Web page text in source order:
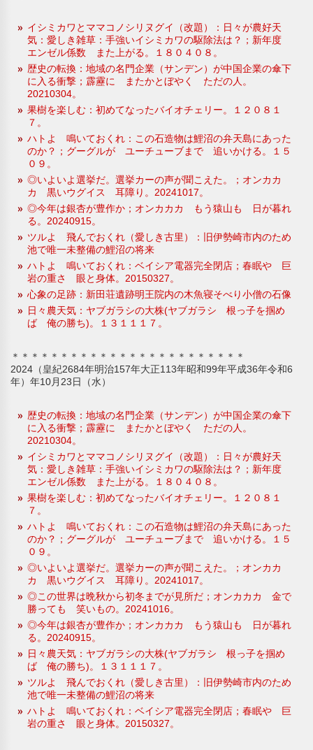
イシミカワとママコノシリヌグイ（改題）：日々が農好天
気：愛しき雑草：手強いイシミカワの駆除法は？；新年度
エンゼル係数 また上がる。１８０４０８。
歴史の転換：地域の名門企業（サンデン）が中国企業の傘下
に入る衝撃；霹靂に またかとぼやく ただの人。
20210304。
果樹を楽しむ：初めてなったバイオチェリー。１２０８１
７。
ハトよ 鳴いておくれ：この石造物は鯉沼の弁天島にあった
のか？；グーグルが ユーチューブまで 追いかける。１５
０９。
◎いよいよ選挙だ。選挙カーの声が聞こえた。；オンカカ
カ 黒いウグイス 耳障り。20241017。
◎今年は銀杏が豊作か；オンカカカ もう猿山も 日が暮れ
る。20240915。
ツルよ 飛んでおくれ（愛しき古里）：旧伊勢崎市内のため
池で唯一未整備の鯉沼の将来
ハトよ 鳴いておくれ：ベイシア電器完全閉店；春眠や 巨
岩の重さ 眼と身体。20150327。
心象の足跡：新田荘遺跡明王院内の木魚寝そべり小僧の石像
日々農天気：ヤブガラシの大株(ヤブガラシ 根っ子を掴め
ば 俺の勝ち)。１３１１１７。
＊＊＊＊＊＊＊＊＊＊＊＊＊＊＊＊＊＊＊＊＊＊＊＊
2024（皇紀2684年明治157年大正113年昭和99年平成36年令和6
年）年10月23日（水）
歴史の転換：地域の名門企業（サンデン）が中国企業の傘下
に入る衝撃；霹靂に またかとぼやく ただの人。
20210304。
イシミカワとママコノシリヌグイ（改題）：日々が農好天
気：愛しき雑草：手強いイシミカワの駆除法は？；新年度
エンゼル係数 また上がる。１８０４０８。
果樹を楽しむ：初めてなったバイオチェリー。１２０８１
７。
ハトよ 鳴いておくれ：この石造物は鯉沼の弁天島にあった
のか？；グーグルが ユーチューブまで 追いかける。１５
０９。
◎いよいよ選挙だ。選挙カーの声が聞こえた。；オンカカ
カ 黒いウグイス 耳障り。20241017。
◎この世界は晩秋から初冬までが見所だ；オンカカカ 金で
勝っても 笑いもの。20241016。
◎今年は銀杏が豊作か；オンカカカ もう猿山も 日が暮れ
る。20240915。
日々農天気：ヤブガラシの大株(ヤブガラシ 根っ子を掴め
ば 俺の勝ち)。１３１１１７。
ツルよ 飛んでおくれ（愛しき古里）：旧伊勢崎市内のため
池で唯一未整備の鯉沼の将来
ハトよ 鳴いておくれ：ベイシア電器完全閉店；春眠や 巨
岩の重さ 眼と身体。20150327。